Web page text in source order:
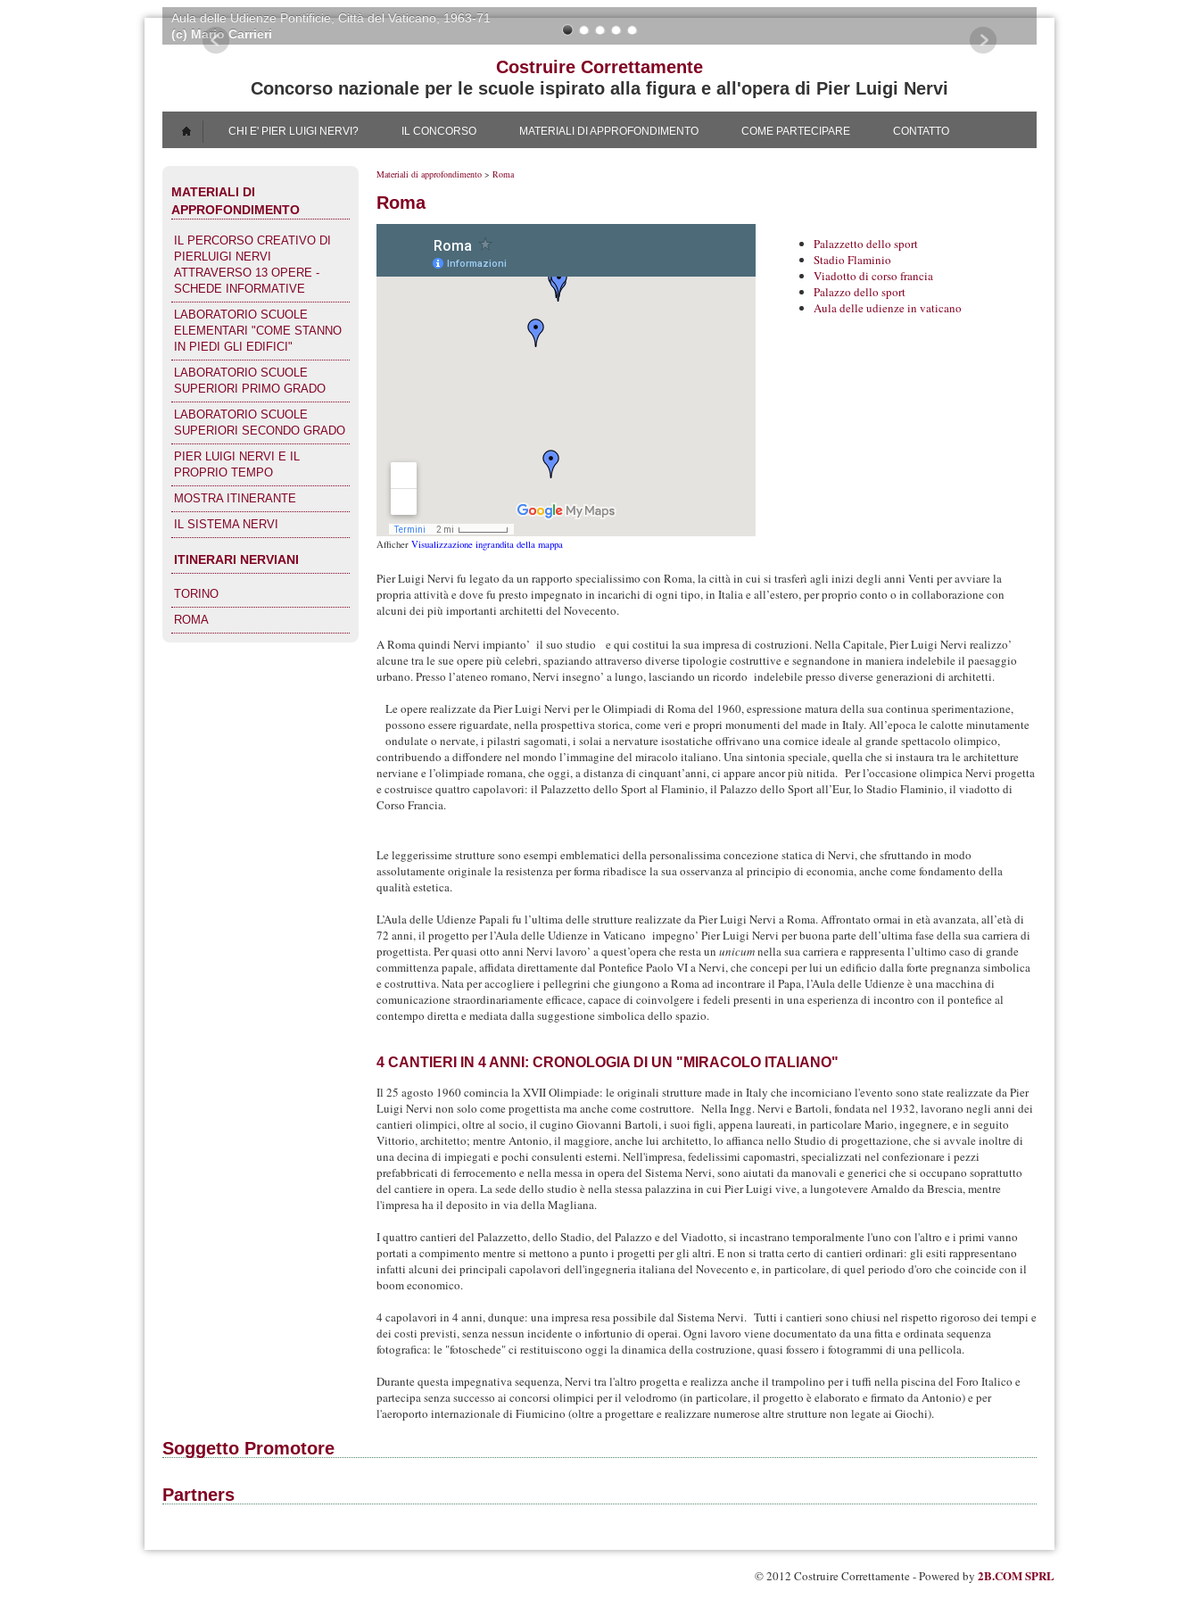
Aula delle Udienze Pontificie, Città del Vaticano, 1963-71
(c) Mario Carrieri
Costruire Correttamente
Concorso nazionale per le scuole ispirato alla figura e all'opera di Pier Luigi Nervi
CHI E' PIER LUIGI NERVI? IL CONCORSO MATERIALI DI APPROFONDIMENTO COME PARTECIPARE CONTATTO
MATERIALI DI
APPROFONDIMENTO
IL PERCORSO CREATIVO DI
PIERLUIGI NERVI
ATTRAVERSO 13 OPERE -
SCHEDE INFORMATIVE
LABORATORIO SCUOLE
ELEMENTARI "COME STANNO
IN PIEDI GLI EDIFICI"
LABORATORIO SCUOLE
SUPERIORI PRIMO GRADO
LABORATORIO SCUOLE
SUPERIORI SECONDO GRADO
PIER LUIGI NERVI E IL
PROPRIO TEMPO
MOSTRA ITINERANTE
IL SISTEMA NERVI
ITINERARI NERVIANI
TORINO
ROMA
Materiali di approfondimento > Roma
Roma
Afficher Visualizzazione ingrandita della mappa
Palazzetto dello sport
Stadio Flaminio
Viadotto di corso francia
Palazzo dello sport
Aula delle udienze in vaticano
Pier Luigi Nervi fu legato da un rapporto specialissimo con Roma, la città in cui si trasferì agli inizi degli anni Venti per avviare la
propria attività e dove fu presto impegnato in incarichi di ogni tipo, in Italia e all’estero, per proprio conto o in collaborazione con
alcuni dei più importanti architetti del Novecento.
A Roma quindi Nervi impianto’ il suo studio e qui costitui la sua impresa di costruzioni. Nella Capitale, Pier Luigi Nervi realizzo’
alcune tra le sue opere più celebri, spaziando attraverso diverse tipologie costruttive e segnandone in maniera indelebile il paesaggio
urbano. Presso l’ateneo romano, Nervi insegno’ a lungo, lasciando un ricordo indelebile presso diverse generazioni di architetti.
Le opere realizzate da Pier Luigi Nervi per le Olimpiadi di Roma del 1960, espressione matura della sua continua sperimentazione,
possono essere riguardate, nella prospettiva storica, come veri e propri monumenti del made in Italy. All’epoca le calotte minutamente
ondulate o nervate, i pilastri sagomati, i solai a nervature isostatiche offrivano una cornice ideale al grande spettacolo olimpico,
contribuendo a diffondere nel mondo l’immagine del miracolo italiano. Una sintonia speciale, quella che si instaura tra le architetture
nerviane e l’olimpiade romana, che oggi, a distanza di cinquant’anni, ci appare ancor più nitida. Per l’occasione olimpica Nervi progetta
e costruisce quattro capolavori: il Palazzetto dello Sport al Flaminio, il Palazzo dello Sport all’Eur, lo Stadio Flaminio, il viadotto di
Corso Francia.
Le leggerissime strutture sono esempi emblematici della personalissima concezione statica di Nervi, che sfruttando in modo
assolutamente originale la resistenza per forma ribadisce la sua osservanza al principio di economia, anche come fondamento della
qualità estetica.
L’Aula delle Udienze Papali fu l’ultima delle strutture realizzate da Pier Luigi Nervi a Roma. Affrontato ormai in età avanzata, all’età di
72 anni, il progetto per l’Aula delle Udienze in Vaticano impegno’ Pier Luigi Nervi per buona parte dell’ultima fase della sua carriera di
progettista. Per quasi otto anni Nervi lavoro’ a quest’opera che resta un unicumnella sua carriera e rappresenta l’ultimo caso di grande
committenza papale, affidata direttamente dal Pontefice Paolo VI a Nervi, che concepi per lui un edificio dalla forte pregnanza simbolica
e costruttiva. Nata per accogliere i pellegrini che giungono a Roma ad incontrare il Papa, l’Aula delle Udienze è una macchina di
comunicazione straordinariamente efficace, capace di coinvolgere i fedeli presenti in una esperienza di incontro con il pontefice al
contempo diretta e mediata dalla suggestione simbolica dello spazio.
4 CANTIERI IN 4 ANNI: CRONOLOGIA DI UN "MIRACOLO ITALIANO"
Il 25 agosto 1960 comincia la XVII Olimpiade: le originali strutture made in Italy che incorniciano l'evento sono state realizzate da Pier
Luigi Nervi non solo come progettista ma anche come costruttore. Nella Ingg. Nervi e Bartoli, fondata nel 1932, lavorano negli anni dei
cantieri olimpici, oltre al socio, il cugino Giovanni Bartoli, i suoi figli, appena laureati, in particolare Mario, ingegnere, e in seguito
Vittorio, architetto; mentre Antonio, il maggiore, anche lui architetto, lo affianca nello Studio di progettazione, che si avvale inoltre di
una decina di impiegati e pochi consulenti esterni. Nell'impresa, fedelissimi capomastri, specializzati nel confezionare i pezzi
prefabbricati di ferrocemento e nella messa in opera del Sistema Nervi, sono aiutati da manovali e generici che si occupano soprattutto
del cantiere in opera. La sede dello studio è nella stessa palazzina in cui Pier Luigi vive, a lungotevere Arnaldo da Brescia, mentre
l'impresa ha il deposito in via della Magliana.
I quattro cantieri del Palazzetto, dello Stadio, del Palazzo e del Viadotto, si incastrano temporalmente l'uno con l'altro e i primi vanno
portati a compimento mentre si mettono a punto i progetti per gli altri. E non si tratta certo di cantieri ordinari: gli esiti rappresentano
infatti alcuni dei principali capolavori dell'ingegneria italiana del Novecento e, in particolare, di quel periodo d'oro che coincide con il
boom economico.
4 capolavori in 4 anni, dunque: una impresa resa possibile dal Sistema Nervi. Tutti i cantieri sono chiusi nel rispetto rigoroso dei tempi e
dei costi previsti, senza nessun incidente o infortunio di operai. Ogni lavoro viene documentato da una fitta e ordinata sequenza
fotografica: le "fotoschede" ci restituiscono oggi la dinamica della costruzione, quasi fossero i fotogrammi di una pellicola.
Durante questa impegnativa sequenza, Nervi tra l'altro progetta e realizza anche il trampolino per i tuffi nella piscina del Foro Italico e
partecipa senza successo ai concorsi olimpici per il velodromo (in particolare, il progetto è elaborato e firmato da Antonio) e per
l'aeroporto internazionale di Fiumicino (oltre a progettare e realizzare numerose altre strutture non legate ai Giochi).
Soggetto Promotore
Partners
© 2012 Costruire Correttamente - Powered by 2B.COM SPRL